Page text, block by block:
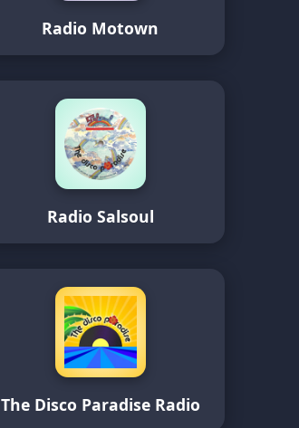
Radio Motown
Radio Salsoul
The Disco Paradise Radio